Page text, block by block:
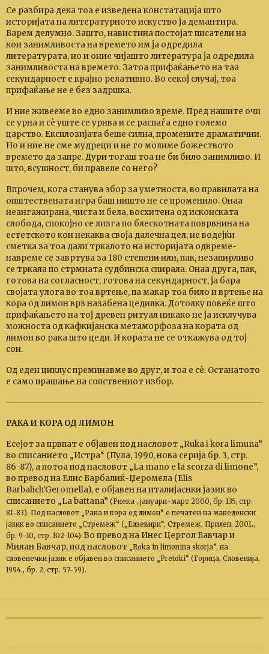
Се разбира дека тоа е изведена констатација што
историјата на литературното искуство ја демантира.
Барем делумно. Зашто, навистина постојат писатели на
кои занимливоста на времето им ја одредила
литературата, но и оние чијашто литература ја одредила
занимливоста на времето. Затоа прифаќањето на таа
секундарност е крајно релативно. Во секој случај, тоа
прифаќање не е без задршка.
И ние живееме во едно занимливо време. Пред нашите очи
се урна и сѐ уште се урива и се распаѓа едно големо
царство. Експлозијата беше силна, промените драматични.
Но и ние не сме мудреци и не го молиме божеството
времето да запре. Дури тогаш тоа не би било занимливо. И
што, всушност, би правеле со него?
Впрочем, кога станува збор за уметноста, во правилата на
општествената игра баш ништо не се променило. Онаа
неангажирана, чиста и бела, восхитена од исконската
слобода, спокојно се лизга по блескотната поврвнина на
естетското кон некаква своја далечна цел, не водејќи
сметка за тоа дали тркалото на историјата одвреме-
навреме се завртува за 180 степени или, пак, незапирливо
се тркала по стрмната судбинска спирала. Онаа друга, пак,
готова на согласност, готова на секундарност, ја бара
својата улога во тоа вртење, па макар тоа било и вртење на
кора од лимон врз назабена цедилка. Дотолку повеќе што
прифаќањето на тој древен ритуал никако не ја исклучува
можноста од кафкијанска метаморфоза на кората од
лимон во рака што цеди. И кората не се откажува од тој
сон.
Од еден циклус преминавме во друг, и тоа е сѐ. Останатото
е само прашање на сопствениот избор.
РАКА И КОРА ОД ЛИМОН
Есејот за првпат е објавен под насловот „Ruka i kora limuna”
во списанието „Истра“ (Пула, 1990, нова серија бр. 3, стр.
86-87), а потоа под насловот „La mano e la scorza di limone”,
во превод на Елис Барбалиќ-Џеромела (Elis
Barbalich'Geromella), е објавен на италијаснки јазик во
списанието „La battana” (Риека , јануари-март 2000, бр. 135, стр.
81-83). Под насловот „Рака и кора од лимон“ е печатен на македонски
јазик во списанието „Стремеж“ („Елзевири“, Стремеж, Прилеп, 2001.,
бр. 9-10, стр. 102-104). Во превод на Инес Цергол Бавчар и
Милан Бавчар, под насловот „Roka in limonina skorja”, на
словенечки јазик е објавен во списанието „Pretoki“ (Горица, Словенија,
1994., бр. 2, стр. 57-59).